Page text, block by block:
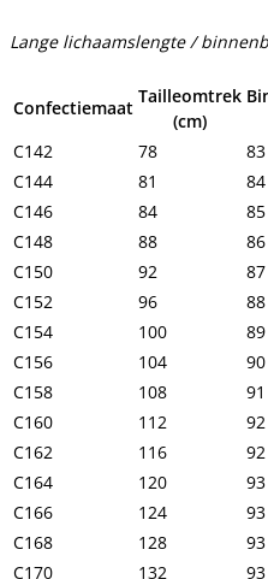
Lange lichaamslengte /
Confectiemaat
Tailleomtrek
(cm)
C142
78 83
C144
81 84
C146
84 85
C148
88 86
C150
92 87
C152
96 88
C154
100 89
C156
104 90
C158
108 91
C160
112 92
C162
116 92
C164
120 93
C166
124 93
C168
128 93
C170
132 93